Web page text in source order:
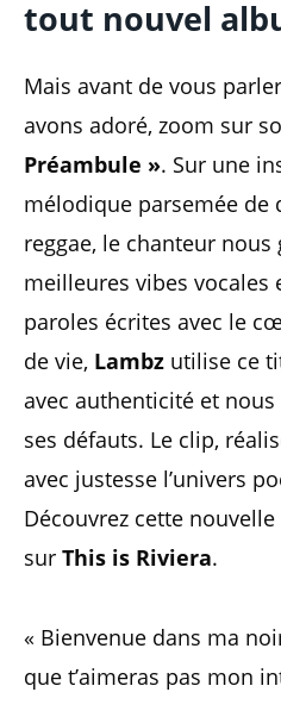
tout nouvel
Mais avant de vous
avons adoré, zoom sur
Préambule ». Sur une
mélodique parsemée de
reggae, le chanteur nous
meilleures vibes vocales
paroles écrites avec le
de vie, Lambz utilise ce
avec authenticité et
ses défauts. Le clip,
avec justesse l’univers
Découvrez cette
sur This is Riviera.
« Bienvenue dans ma
que t’aimeras pas mon